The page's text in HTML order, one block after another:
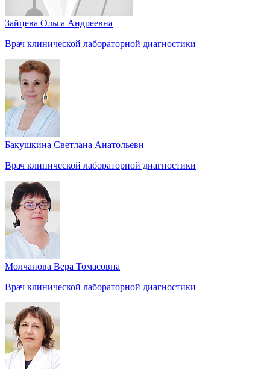
Зайцева Ольга Андреевна
Врач клинической лабораторной диагностики
Бакушкина Светлана Анатольевн
Врач клинической лабораторной диагностики
Молчанова Вера Томасовна
Врач клинической лабораторной диагностики